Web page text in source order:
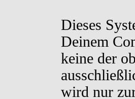
Dieses
Deinem
keine der
wird nur